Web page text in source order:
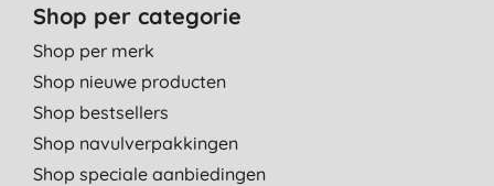
Shop per categorie
Shop per merk
Shop nieuwe producten
Shop bestsellers
Shop navulverpakkingen
Shop speciale aanbiedingen